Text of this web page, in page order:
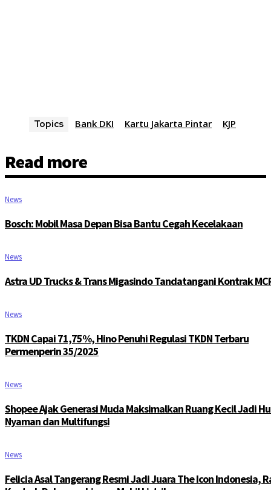
Topics Bank DKI Kartu Jakarta Pintar KJP
Read more
News
Bosch: Mobil Masa Depan Bisa Bantu Cegah Kecelakaan
News
Astra UD Trucks & Trans Migasindo Tandatangani Kontrak
News
TKDN Capai 71,75%, Hino Penuhi Regulasi TKDN Terbaru
Permenperin 35/2025
News
Shopee Ajak Generasi Muda Maksimalkan Ruang Kecil Jadi
Nyaman dan Multifungsi
News
Felicia Asal Tangerang Resmi Jadi Juara The Icon Indonesia,